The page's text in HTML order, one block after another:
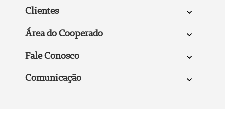
Clientes
Área do Cooperado
Fale Conosco
Comunicação